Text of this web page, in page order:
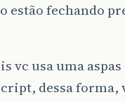
estão fechando
vc usa uma
dessa